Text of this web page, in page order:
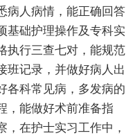
病人病情，能正确回答
基础护理操作及专科实
执行三查七对，能规范
班记录，并做好病人出
各科常见病，多发病的
，能做好术前准备指
在护士实习工作中，